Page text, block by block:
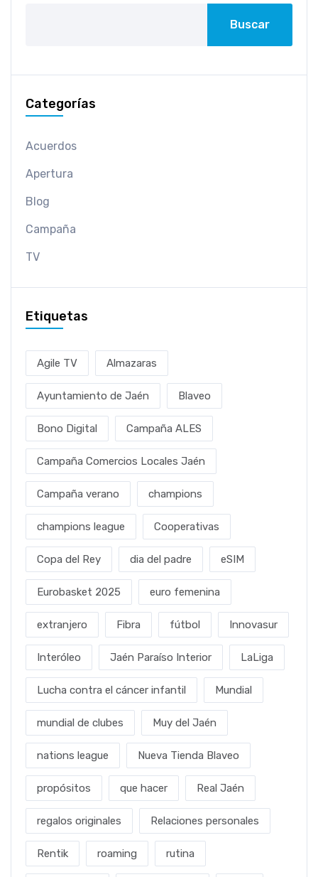
Buscar
Categorías
Acuerdos
Apertura
Blog
Campaña
TV
Etiquetas
Agile TV Almazaras
Ayuntamiento de Jaén Blaveo
Bono Digital Campaña ALES
Campaña Comercios Locales Jaén
Campaña verano champions
champions league Cooperativas
Copa del Rey dia del padre eSIM
Eurobasket 2025 euro femenina
extranjero Fibra fútbol Innovasur
Interóleo Jaén Paraíso Interior LaLiga
Lucha contra el cáncer infantil Mundial
mundial de clubes Muy del Jaén
nations league Nueva Tienda Blaveo
propósitos que hacer Real Jaén
regalos originales Relaciones personales
Rentik roaming rutina